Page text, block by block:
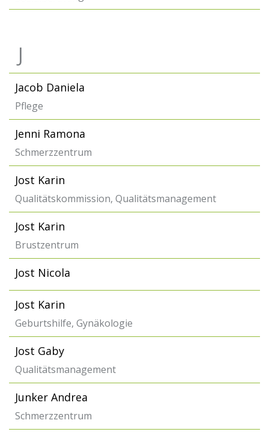
J
Jacob Daniela
Pflege
Jenni Ramona
Schmerzzentrum
Jost Karin
Qualitätskommission, Qualitätsmanagement
Jost Karin
Brustzentrum
Jost Nicola
Jost Karin
Geburtshilfe, Gynäkologie
Jost Gaby
Qualitätsmanagement
Junker Andrea
Schmerzzentrum